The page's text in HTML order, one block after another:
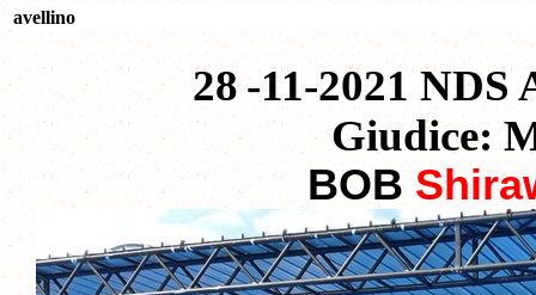
avellino
28 -11-2021
Giudice:
BOB